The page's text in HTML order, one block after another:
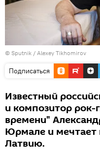
© Sputnik / Alexey Tikhomirov
Подписаться
Известный
и композитор
времени"
Юрмале и мечтает
Латвию.